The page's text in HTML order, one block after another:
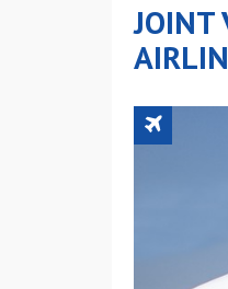
JOINT